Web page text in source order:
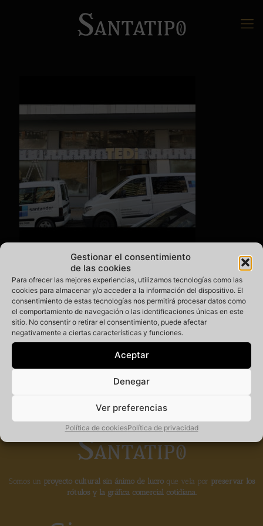
Gestionar el consentimiento
de las cookies
Para ofrecer las mejores experiencias, utilizamos tecnologías como las
cookies para almacenar y/o acceder a la información del dispositivo. El
consentimiento de estas tecnologías nos permitirá procesar datos como
el comportamiento de navegación o las identificaciones únicas en este
sitio. No consentir o retirar el consentimiento, puede afectar
negativamente a ciertas características y funciones.
Aceptar
Denegar
Ver preferencias
Política de cookiesPolítica de privacidad
Miembro
fundador de la
Somos un proyecto cultural sin ánimo de lucroque vela por preservar los
rótulos y la gráfica comercial cotidiana.